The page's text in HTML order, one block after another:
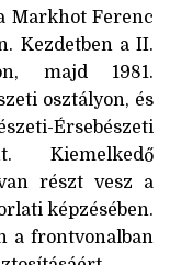
Markhot Ferenc
Kezdetben a II.
majd 1981.
osztályon, és
Érsebészeti
Kiemelkedő
részt vesz a
képzésében.
a frontvonalban